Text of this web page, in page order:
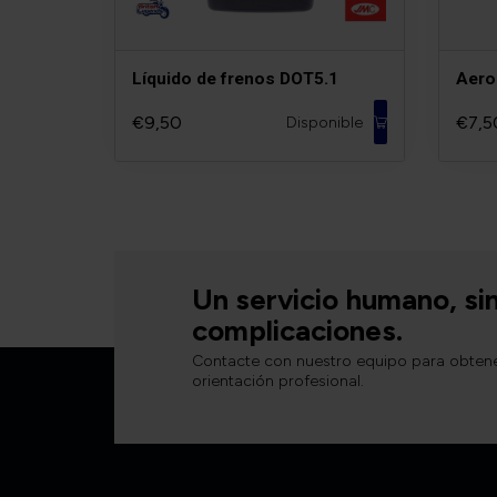
Líquido de frenos DOT5.1
€9,50 Disponible
Un servicio humano,
complicaciones.
Contacte con nuestro equipo para
orientación profesional.